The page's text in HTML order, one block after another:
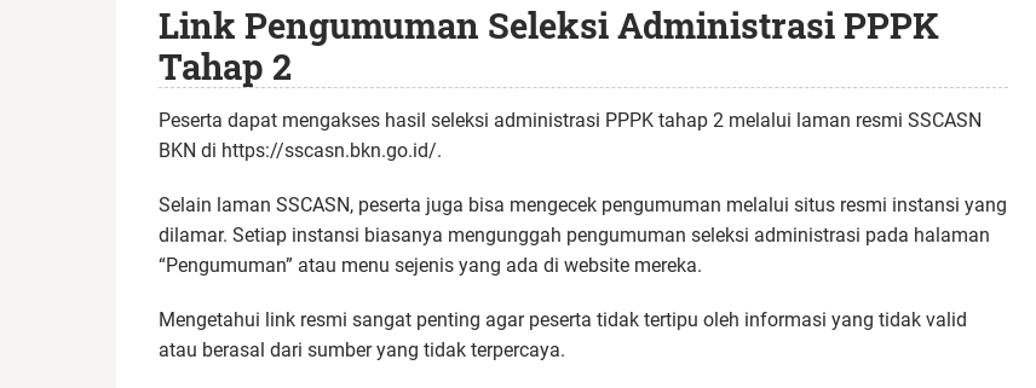
Link Pengumuman Seleksi Administrasi PPPK
Tahap 2
Peserta dapat mengakses hasil seleksi administrasi PPPK tahap 2 melalui laman resmi SSCASN
BKN di https://sscasn.bkn.go.id/.
Selain laman SSCASN, peserta juga bisa mengecek pengumuman melalui situs resmi instansi yang
dilamar. Setiap instansi biasanya mengunggah pengumuman seleksi administrasi pada halaman
“Pengumuman” atau menu sejenis yang ada di website mereka.
Mengetahui link resmi sangat penting agar peserta tidak tertipu oleh informasi yang tidak valid
atau berasal dari sumber yang tidak terpercaya.